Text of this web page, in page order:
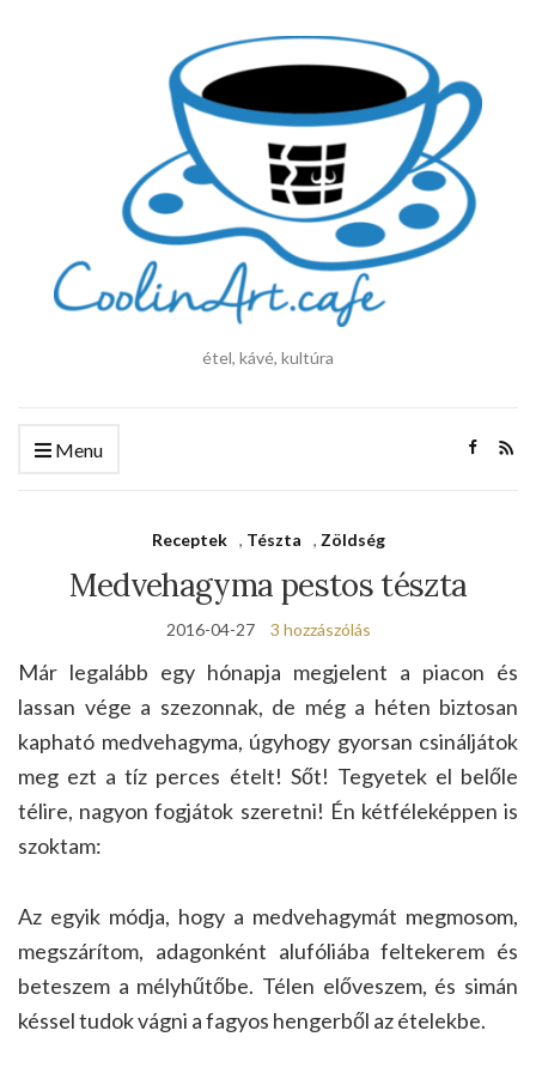
étel, kávé, kultúra
Menu
Receptek , Tészta , Zöldség
Medvehagyma pestos tészta
2016-04-27 3 hozzászólás
Már legalább egy hónapja megjelent a piacon és
lassan vége a szezonnak, de még a héten biztosan
kapható medvehagyma, úgyhogy gyorsan csináljátok
meg ezt a tíz perces ételt! Sőt! Tegyetek el belőle
télire, nagyon fogjátok szeretni! Én kétféleképpen is
szoktam:
Az egyik módja, hogy a medvehagymát megmosom,
megszárítom, adagonként alufóliába feltekerem és
beteszem a mélyhűtőbe. Télen előveszem, és simán
késsel tudok vágni a fagyos hengerből az ételekbe.